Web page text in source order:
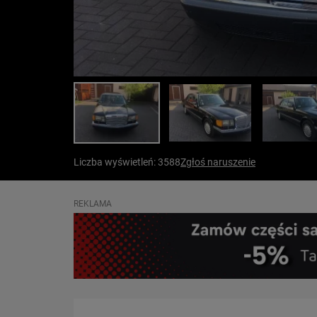
Liczba wyświetleń: 3588Zgłoś naruszenie
REKLAMA